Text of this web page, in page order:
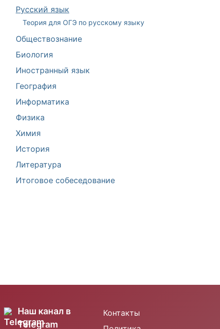
Русский язык
Теория для ОГЭ по русскому языку
Обществознание
Биология
Иностранный язык
География
Информатика
Физика
Химия
История
Литература
Итоговое собеседование
Наш канал в
Telegram
Контакты